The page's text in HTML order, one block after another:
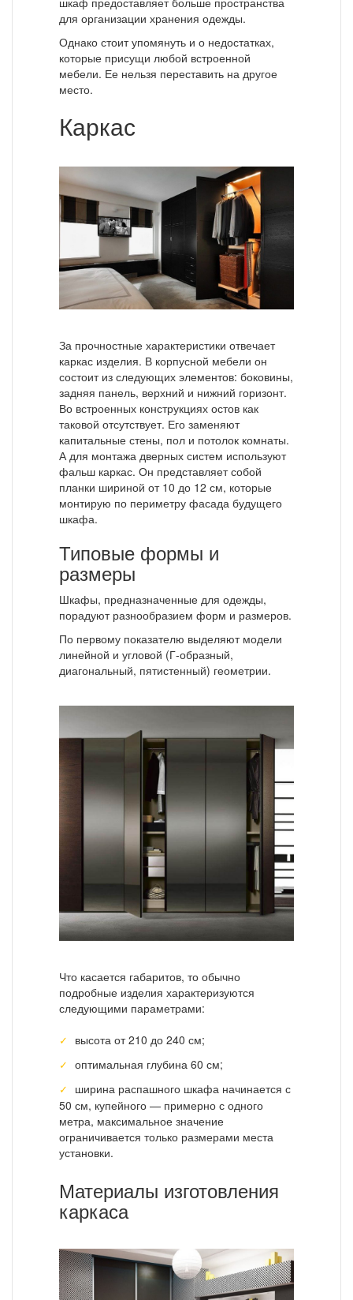
для организации хранения одежды.
Однако стоит упомянуть и о недостатках,
которые присущи любой встроенной
мебели. Ее нельзя переставить на другое
место.
Каркас
За прочностные характеристики отвечает
каркас изделия. В корпусной мебели он
состоит из следующих элементов: боковины,
задняя панель, верхний и нижний горизонт.
Во встроенных конструкциях остов как
таковой отсутствует. Его заменяют
капитальные стены, пол и потолок комнаты.
А для монтажа дверных систем используют
фальш каркас. Он представляет собой
планки шириной от 10 до 12 см, которые
монтирую по периметру фасада будущего
шкафа.
Типовые формы и
размеры
Шкафы, предназначенные для одежды,
порадуют разнообразием форм и размеров.
По первому показателю выделяют модели
линейной и угловой (Г-образный,
диагональный, пятистенный) геометрии.
Что касается габаритов, то обычно
подробные изделия характеризуются
следующими параметрами:
высота от 210 до 240 см;
оптимальная глубина 60 см;
ширина распашного шкафа начинается с
50 см, купейного — примерно с одного
метра, максимальное значение
ограничивается только размерами места
установки.
Материалы изготовления
каркаса